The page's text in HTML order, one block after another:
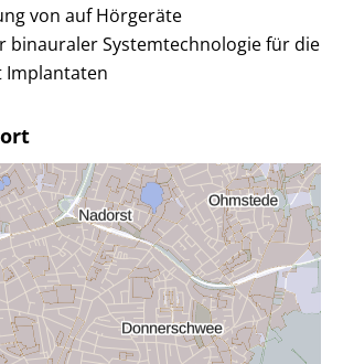
von auf Hörgeräte
binauraler Systemtechnologie für die
Implantaten